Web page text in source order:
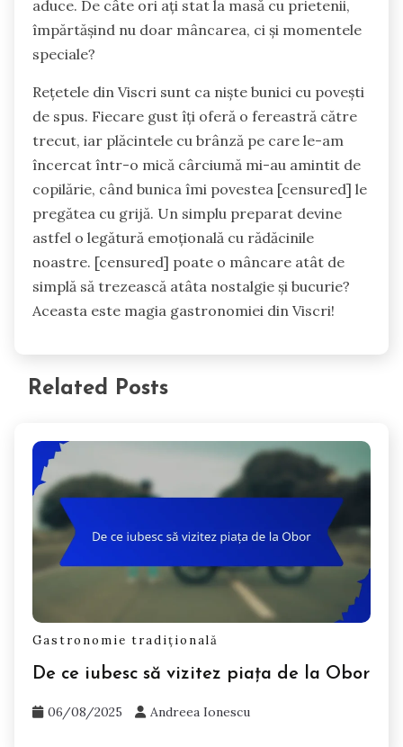
aduce. De câte ori ați stat la masă cu prietenii,
împărtășind nu doar mâncarea, ci și momentele
speciale?
Rețetele din Viscri sunt ca niște bunici cu povești
de spus. Fiecare gust îți oferă o fereastră către
trecut, iar plăcintele cu brânză pe care le-am
încercat într-o mică cârciumă mi-au amintit de
copilărie, când bunica îmi povestea [censured] le
pregătea cu grijă. Un simplu preparat devine
astfel o legătură emoțională cu rădăcinile
noastre. [censured] poate o mâncare atât de
simplă să trezească atâta nostalgie și bucurie?
Aceasta este magia gastronomiei din Viscri!
Related Posts
Gastronomie tradițională
De ce iubesc să vizitez piața de la Obor
06/08/2025 Andreea Ionescu